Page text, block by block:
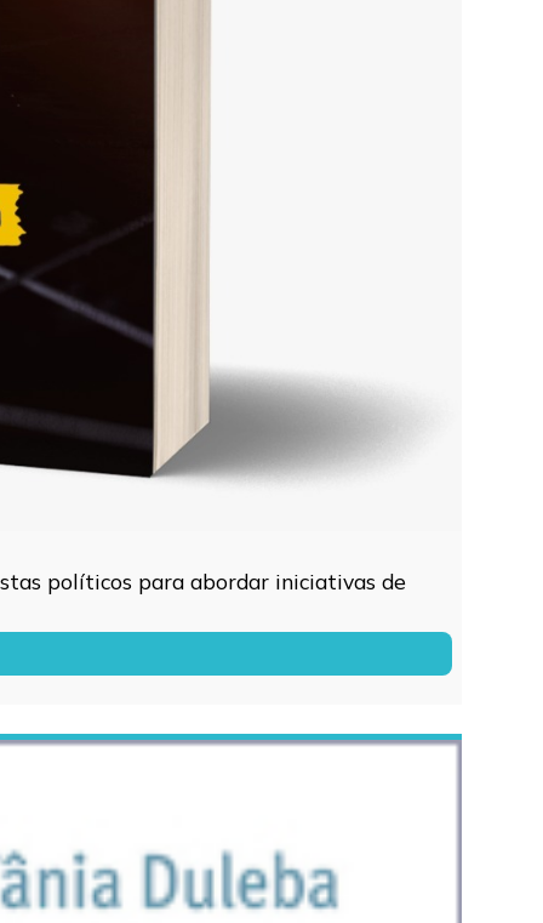
políticos para abordar iniciativas de